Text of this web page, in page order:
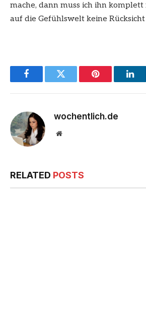
mache, dann muss ich ihn
auf die Gefühlswelt keine Rücksicht
FacebookTwitter Pinterest
wochentlich.de
Website
RELATED POSTS